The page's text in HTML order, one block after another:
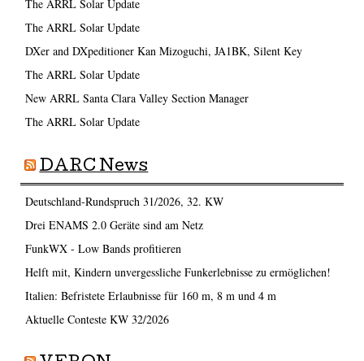
The ARRL Solar Update
The ARRL Solar Update
DXer and DXpeditioner Kan Mizoguchi, JA1BK, Silent Key
The ARRL Solar Update
New ARRL Santa Clara Valley Section Manager
The ARRL Solar Update
DARC News
Deutschland-Rundspruch 31/2026, 32. KW
Drei ENAMS 2.0 Geräte sind am Netz
FunkWX - Low Bands profitieren
Helft mit, Kindern unvergessliche Funkerlebnisse zu ermöglichen!
Italien: Befristete Erlaubnisse für 160 m, 8 m und 4 m
Aktuelle Conteste KW 32/2026